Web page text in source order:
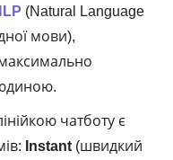
(Natural Language
мови),
чатботу є
Instant(швидкий